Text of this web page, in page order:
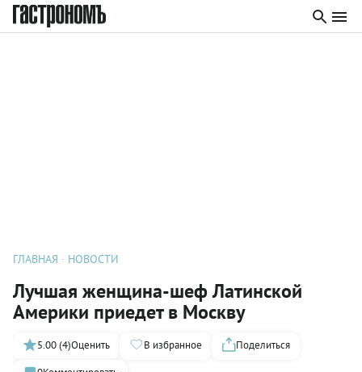
ГЛАВНАЯ НОВОСТИ
Лучшая женщина-шеф Латинской
Америки приедет в Москву
5.00 (4)Оценить В избранное
Поделиться